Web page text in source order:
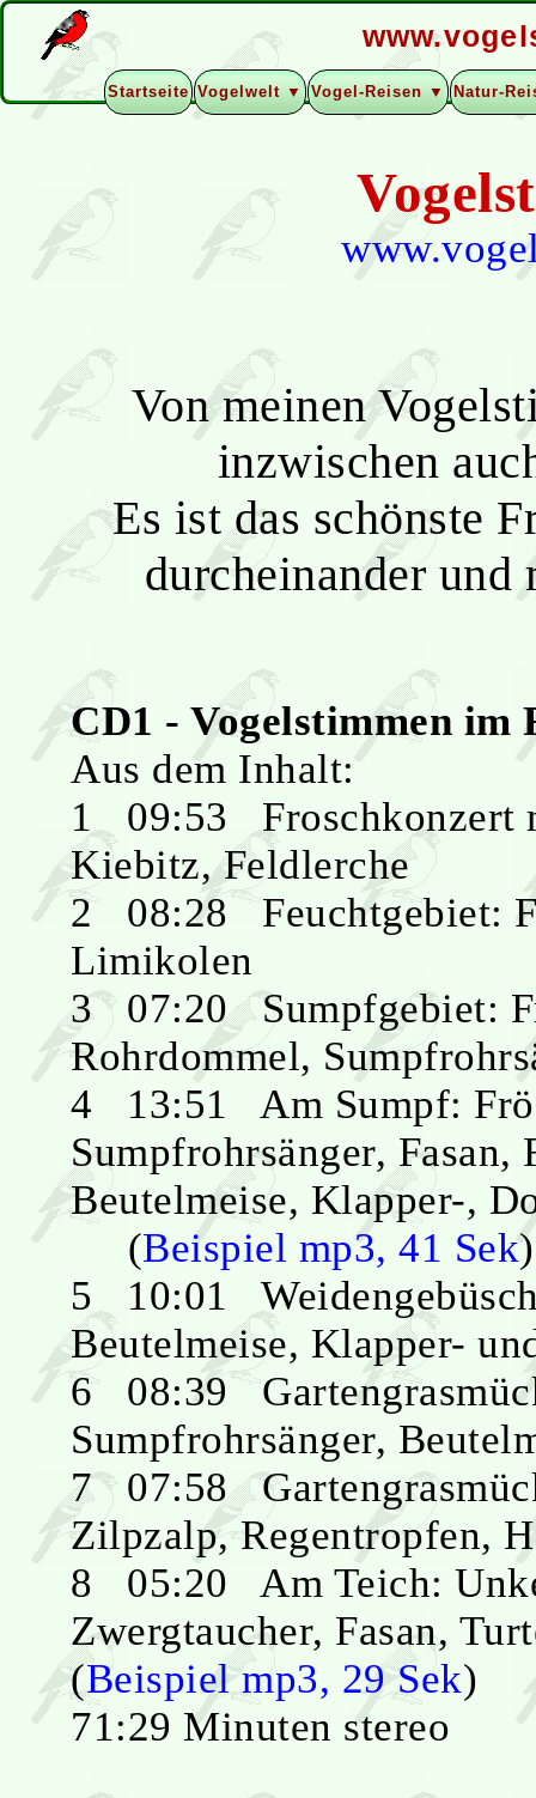
Startseite Vogelwelt ▼ Vogel-Reisen ▼ Natur-
Von meinen
inzwischen
Es ist das schönste
durcheinander
CD1 - Vogelstimmen im
Aus dem Inhalt:
1 09:53 Froschkonzert
Kiebitz, Feldlerche
2 08:28 Feuchtgebiet:
Limikolen
3 07:20 Sumpfgebiet:
Rohrdommel,
4 13:51 Am Sumpf:
Sumpfrohrsänger,
Beutelmeise, Klapper-,
(Beispiel mp3, 41 Sek)
5 10:01
Beutelmeise, Klapper-
6 08:39
Sumpfrohrsänger,
7 07:58
Zilpzalp, Regentropfen,
8 05:20 Am Teich:
Zwergtaucher, Fasan,
(Beispiel mp3, 29 Sek)
71:29 Minuten stereo